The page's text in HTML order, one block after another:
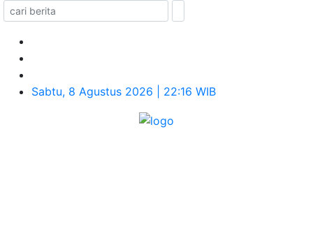
Sabtu, 8 Agustus 2026 | 22:16 WIB